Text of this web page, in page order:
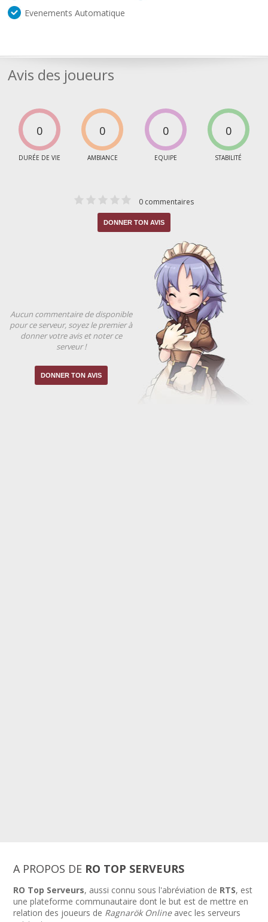
Evenements Automatique
Avis des joueurs
0
DURÉE DE VIE
0
AMBIANCE
0
EQUIPE
0
STABILITÉ
0 commentaires
DONNER TON AVIS
Aucun commentaire de disponible
pour ce serveur, soyez le premier à
donner votre avis et noter ce
serveur !
DONNER TON AVIS
A PROPOS DE RO TOP SERVEURS
RO Top Serveurs, aussi connu sous l'abréviation de RTS, est
une plateforme communautaire dont le but est de mettre en
relation des joueurs de Ragnarök Onlineavec les serveurs